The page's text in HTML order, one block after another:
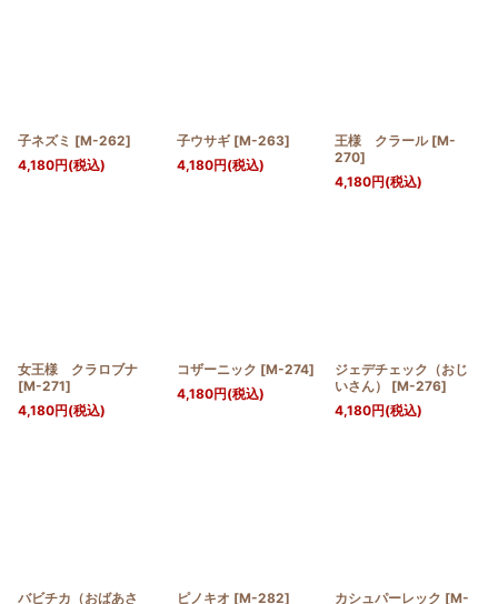
子ネズミ [M-262]
4,180円(税込)
子ウサギ [M-263]
4,180円(税込)
王様 クラール [M-
270]
4,180円(税込)
女王様 クラロブナ
[M-271]
4,180円(税込)
コザーニック [M-274]
4,180円(税込)
ジェデチェック（おじ
いさん）
[M-276]
4,180円(税込)
バビチカ（おばあさ
ピノキオ [M-282]
カシュパーレック [M-